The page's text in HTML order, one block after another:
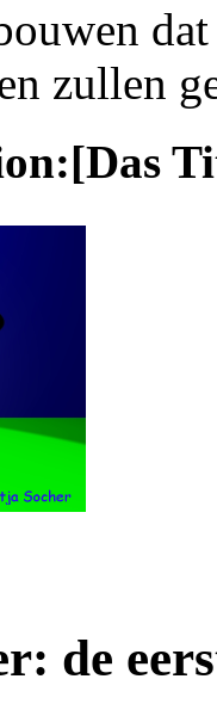
zullen
de